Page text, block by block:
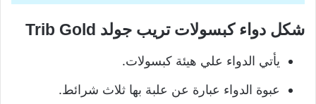
شكل دواء كبسولات تريب جولد Trib Gold
يأتي الدواء علي هيئة كبسولات.
عبوة الدواء عبارة عن علبة بها ثلاث شرائط.